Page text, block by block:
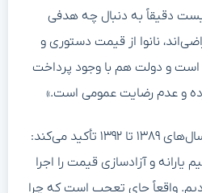
دقیقاً به دنبال چه هدفی
نانوا از قیمت دستوری و
است و دولت هم با وجود پرداخت
و عدم رضایت عمومی است.»
او بار دیگر بر تجربه موفق سال‌های ۱۳۸۹ تا ۱۳۹۲ تأکید می‌کند:
و آزادسازی قیمت را اجرا
واقعاً جای تعجب است که چرا